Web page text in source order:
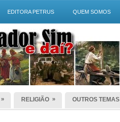
EDITORA PETRUS QUEM SOMOS
» RELIGIÃO » OUTROS TEMAS